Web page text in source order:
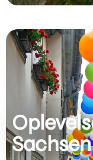
Sachsen